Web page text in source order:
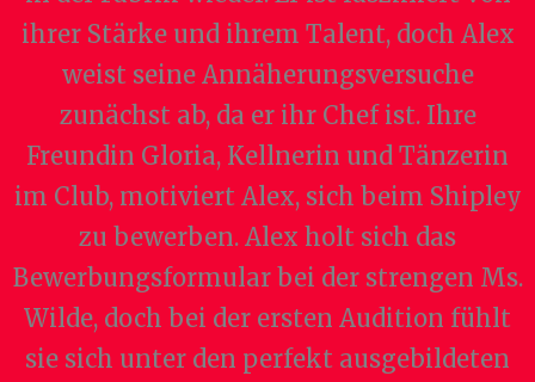
ihrer Stärke und ihrem Talent, doch Alex
weist seine Annäherungsversuche
zunächst ab, da er ihr Chef ist. Ihre
Freundin Gloria, Kellnerin und Tänzerin
im Club, motiviert Alex, sich beim Shipley
zu bewerben. Alex holt sich das
Bewerbungsformular bei der strengen Ms.
Wilde, doch bei der ersten Audition fühlt
sie sich unter den perfekt ausgebildeten